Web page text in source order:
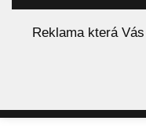
Reklama která